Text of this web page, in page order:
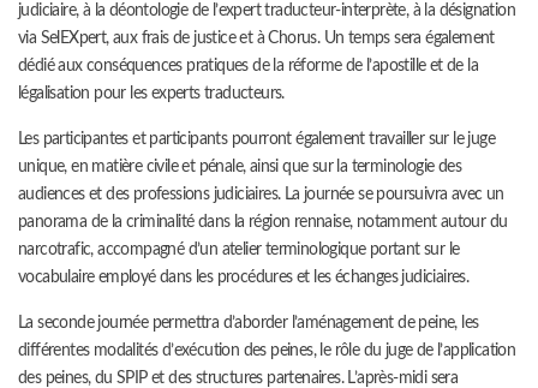
judiciaire, à la déontologie de l’expert traducteur-interprète, à la désignation
via SelEXpert, aux frais de justice et à Chorus. Un temps sera également
dédié aux conséquences pratiques de la réforme de l’apostille et de la
légalisation pour les experts traducteurs.
Les participantes et participants pourront également travailler sur le juge
unique, en matière civile et pénale, ainsi que sur la terminologie des
audiences et des professions judiciaires. La journée se poursuivra avec un
panorama de la criminalité dans la région rennaise, notamment autour du
narcotrafic, accompagné d’un atelier terminologique portant sur le
vocabulaire employé dans les procédures et les échanges judiciaires.
La seconde journée permettra d’aborder l’aménagement de peine, les
différentes modalités d’exécution des peines, le rôle du juge de l’application
des peines, du SPIP et des structures partenaires. L’après-midi sera